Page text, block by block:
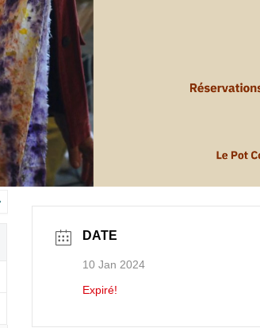
DATE
10 Jan 2024
Expiré!